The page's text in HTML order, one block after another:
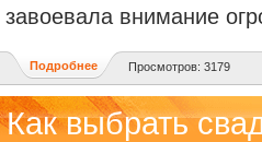
завоевала внимание
Подробнее Просмотров: 3179
Как выбрать